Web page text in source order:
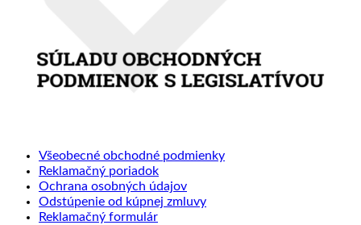
Všeobecné obchodné podmienky
Reklamačný poriadok
Ochrana osobných údajov
Odstúpenie od kúpnej zmluvy
Reklamačný formulár